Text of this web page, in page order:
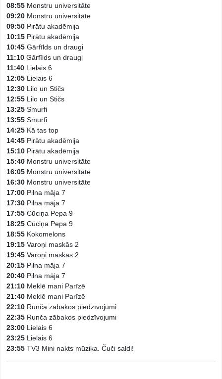
08:55 Monstru universitāte
09:20 Monstru universitāte
09:50 Pirātu akadēmija
10:15 Pirātu akadēmija
10:45 Gārfīlds un draugi
11:10 Gārfīlds un draugi
11:40 Lielais 6
12:05 Lielais 6
12:30 Lilo un Stičs
12:55 Lilo un Stičs
13:25 Smurfi
13:55 Smurfi
14:25 Kā tas top
14:45 Pirātu akadēmija
15:10 Pirātu akadēmija
15:40 Monstru universitāte
16:05 Monstru universitāte
16:30 Monstru universitāte
17:00 Pilna māja 7
17:30 Pilna māja 7
17:55 Cūciņa Pepa 9
18:25 Cūciņa Pepa 9
18:55 Kokomelons
19:15 Varoņi maskās 2
19:45 Varoņi maskās 2
20:15 Pilna māja 7
20:40 Pilna māja 7
21:10 Meklē mani Parīzē
21:40 Meklē mani Parīzē
22:10 Runča zābakos piedzīvojumi
22:35 Runča zābakos piedzīvojumi
23:00 Lielais 6
23:25 Lielais 6
23:55 TV3 Mini nakts mūzika. Čuči saldi!